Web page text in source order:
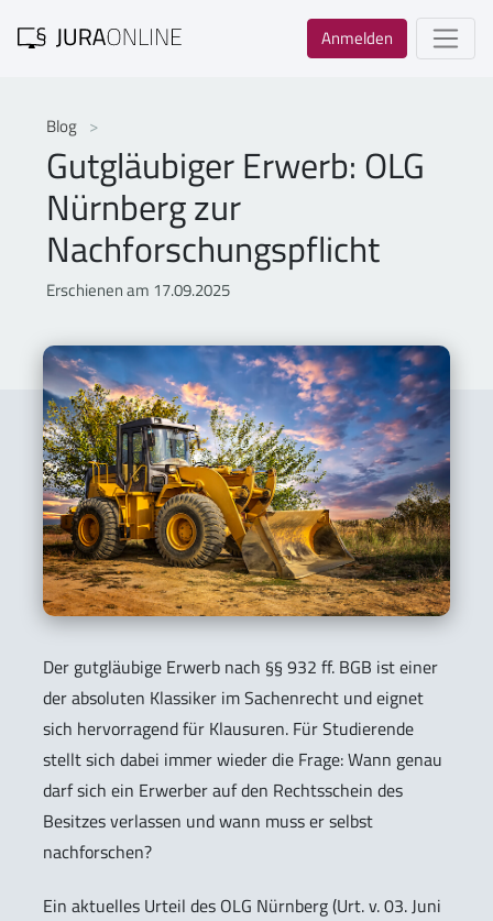
Anmelden
Blog
Gutgläubiger Erwerb: OLG
Nürnberg zur
Nachforschungspflicht
Erschienen am 17.09.2025
Der gutgläubige Erwerb nach §§ 932 ff. BGB ist einer
der absoluten Klassiker im Sachenrecht und eignet
sich hervorragend für Klausuren. Für Studierende
stellt sich dabei immer wieder die Frage: Wann genau
darf sich ein Erwerber auf den Rechtsschein des
Besitzes verlassen und wann muss er selbst
nachforschen?
Ein aktuelles Urteil des OLG Nürnberg (Urt. v. 03. Juni